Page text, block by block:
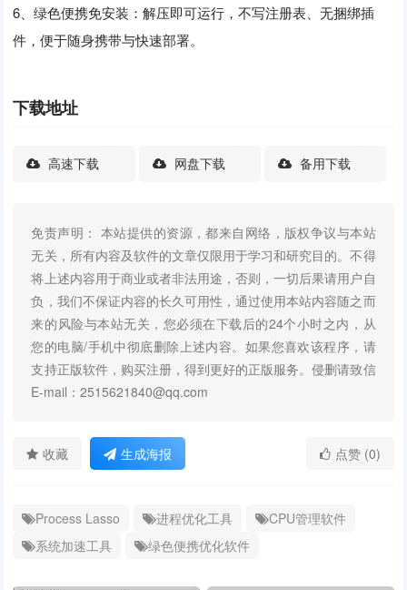
6、绿色便携免安装：解压即可运行，不写注册表、无捆绑插
件，便于随身携带与快速部署。
下载地址
高速下载 网盘下载 备用下载
免责声明： 本站提供的资源，都来自网络，版权争议与本站
无关，所有内容及软件的文章仅限用于学习和研究目的。不得
将上述内容用于商业或者非法用途，否则，一切后果请用户自
负，我们不保证内容的长久可用性，通过使用本站内容随之而
来的风险与本站无关，您必须在下载后的24个小时之内，从
您的电脑/手机中彻底删除上述内容。如果您喜欢该程序，请
支持正版软件，购买注册，得到更好的正版服务。侵删请致信
E-mail：2515621840@qq.com
收藏 生成海报 点赞 (0)
Process Lasso 进程优化工具
CPU管理软件
系统加速工具
绿色便携优化软件